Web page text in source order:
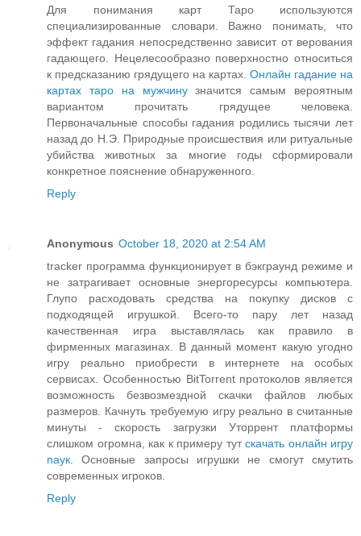
Для понимания карт Таро используются
специализированные словари. Важно понимать, что
эффект гадания непосредственно зависит от верования
гадающего. Нецелесообразно поверхностно относиться
к предсказанию грядущего на картах. Онлайн гадание на
картах таро на мужчинузначится самым вероятным
вариантом прочитать грядущее человека.
Первоначальные способы гадания родились тысячи лет
назад до Н.Э. Природные происшествия или ритуальные
убийства животных за многие годы сформировали
конкретное пояснение обнаруженного.
Reply
Anonymous October 18, 2020 at 2:54 AM
tracker программа функционирует в бэкграунд режиме и
не затрагивает основные энергоресурсы компьютера.
Глупо расходовать средства на покупку дисков с
подходящей игрушкой. Всего-то пару лет назад
качественная игра выставлялась как правило в
фирменных магазинах. В данный момент какую угодно
игру реально приобрести в интернете на особых
сервисах. Особенностью BitTorrent протоколов является
возможность безвозмездной скачки файлов любых
размеров. Качнуть требуемую игру реально в считанные
минуты - скорость загрузки Уторрент платформы
слишком огромна, как к примеру тутскачать онлайн игру
паук . Основные запросы игрушки не смогут смутить
современных игроков.
Reply